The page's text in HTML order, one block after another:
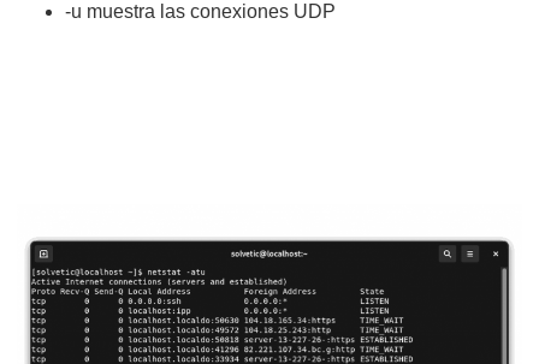
-u muestra las conexiones UDP